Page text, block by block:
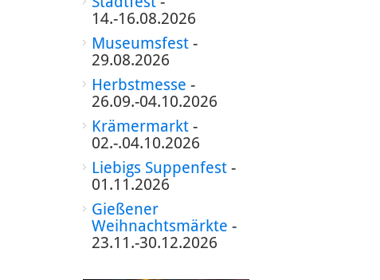
14.-16.08.2026
Museumsfest-
29.08.2026
Herbstmesse -
26.09.-04.10.2026
Krämermarkt-
02.-.04.10.2026
Liebigs Suppenfest-
01.11.2026
Gießener
Weihnachtsmärkte -
23.11.-30.12.2026